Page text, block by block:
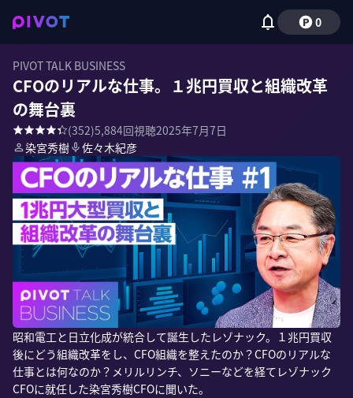
0
PIVOT TALK BUSINESS
CFOのリアルな仕事。１兆円買収と組織改革
の舞台裏
(352)5,884回視聴2025年7月7日
染宮秀樹
佐々木紀彦
昭和電工と日立化成が統合して誕生したレゾナック。１兆円買収
後にどう組織改革をし、CFO組織を整えたのか？CFOのリアルな
仕事とは何なのか？メリルリンチ、ソニーなどを経てレゾナック
CFOに就任した染宮秀樹CFOに聞いた。